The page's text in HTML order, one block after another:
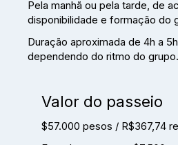
Pela manhã ou pela tarde, de
disponibilidade e formação do
Duração aproximada de 4h a
dependendo do ritmo do grupo.
Valor do passeio
$57.000 pesos / R$367,74